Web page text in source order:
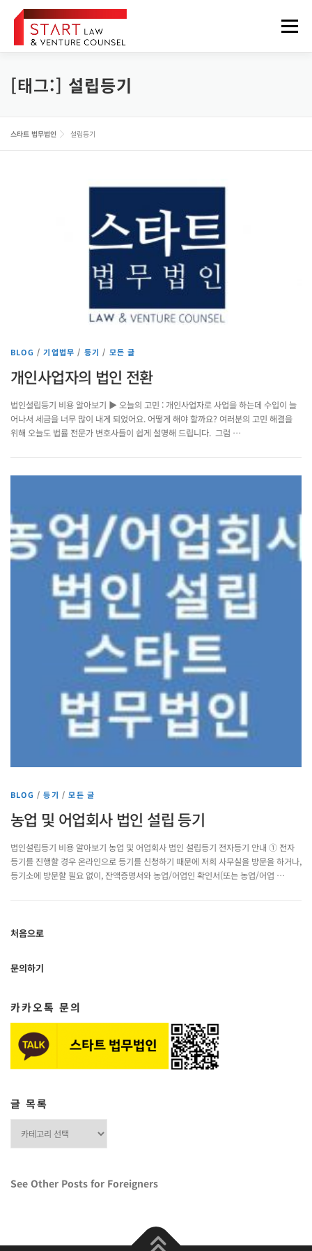
메뉴
법무법인 소개 업무분야
정보게시판
[태그:] 설립등기
스타트 법무법인 설립등기
BLOG /기업법무 / 등기 / 모든 글
개인사업자의 법인 전환
법인설립등기 비용 알아보기 ▶ 오늘의 고민 : 개인사업자로 사업을 하는데 수입이 늘
어나서 세금을 너무 많이 내게 되었어요. 어떻게 해야 할까요? 여러분의 고민 해결을
위해 오늘도 법률 전문가 변호사들이 쉽게 설명해 드립니다. 그럼 …
BLOG /등기 /모든 글
농업 및 어업회사 법인 설립 등기
법인설립등기 비용 알아보기 농업 및 어업회사 법인 설립등기 전자등기 안내 ① 전자
등기를 진행할 경우 온라인으로 등기를 신청하기 때문에 저희 사무실을 방문을 하거나,
등기소에 방문할 필요 없이, 잔액증명서와 농업/어업인 확인서(또는 농업/어업 …
처음으로
문의하기
카카오톡 문의
글 목록
See Other Posts for Foreigners